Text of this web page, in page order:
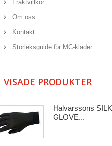
Fraktvillkor
Om oss
Kontakt
Storleksguide för MC-kläder
VISADE PRODUKTER
Halvarssons SILK
GLOVE...